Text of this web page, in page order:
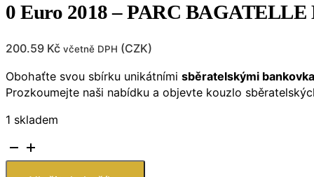
0 Euro 2018 – PARC
200.59 Kč včetně DPH (CZK)
Obohaťte svou sbírku unikátními sběratelskými
Prozkoumejte naši nabídku a objevte kouzlo
1 skladem
0
Euro